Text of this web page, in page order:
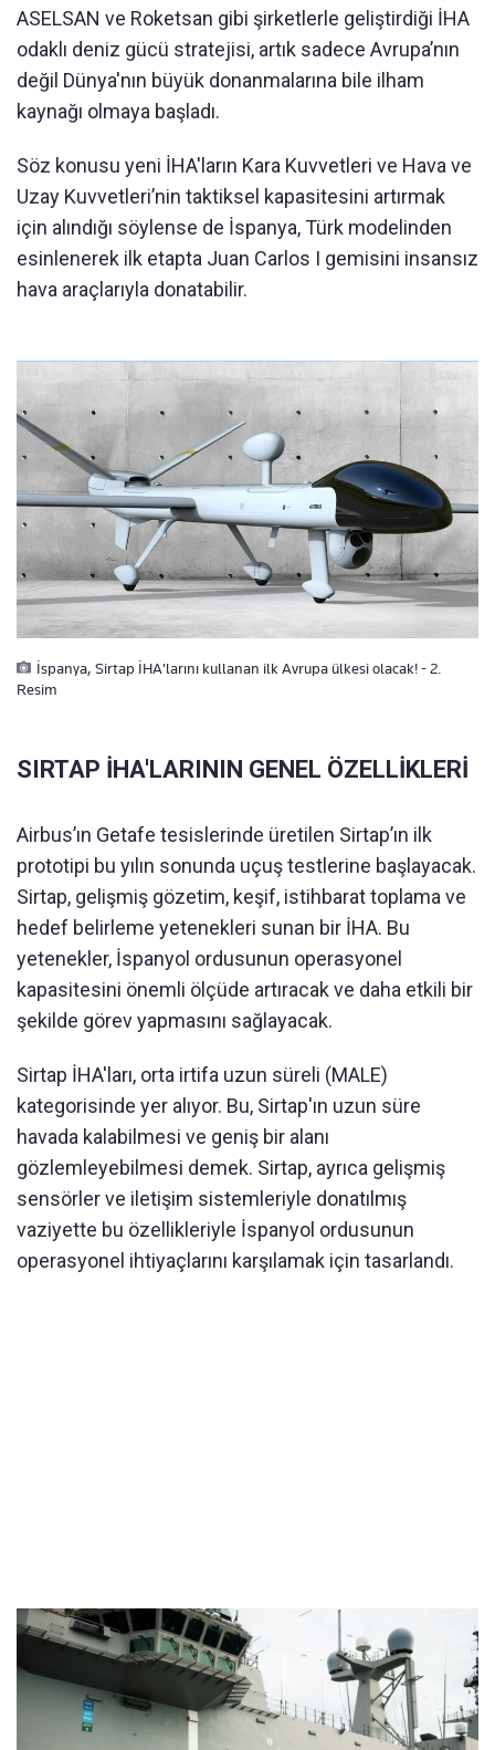
ASELSAN ve Roketsan gibi şirketlerle geliştirdiği İHA
odaklı deniz gücü stratejisi, artık sadece Avrupa’nın
değil Dünya'nın büyük donanmalarına bile ilham
kaynağı olmaya başladı.
Söz konusu yeni İHA'ların Kara Kuvvetleri ve Hava ve
Uzay Kuvvetleri’nin taktiksel kapasitesini artırmak
için alındığı söylense de İspanya, Türk modelinden
esinlenerek ilk etapta Juan Carlos I gemisini insansız
hava araçlarıyla donatabilir.
İspanya, Sirtap İHA'larını kullanan ilk Avrupa ülkesi olacak! - 2.
Resim
SIRTAP İHA'LARININ GENEL ÖZELLİKLERİ
Airbus’ın Getafe tesislerinde üretilen Sirtap’ın ilk
prototipi bu yılın sonunda uçuş testlerine başlayacak.
Sirtap, gelişmiş gözetim, keşif, istihbarat toplama ve
hedef belirleme yetenekleri sunan bir İHA. Bu
yetenekler, İspanyol ordusunun operasyonel
kapasitesini önemli ölçüde artıracak ve daha etkili bir
şekilde görev yapmasını sağlayacak.
Sirtap İHA'ları, orta irtifa uzun süreli (MALE)
kategorisinde yer alıyor. Bu, Sirtap'ın uzun süre
havada kalabilmesi ve geniş bir alanı
gözlemleyebilmesi demek. Sirtap, ayrıca gelişmiş
sensörler ve iletişim sistemleriyle donatılmış
vaziyette bu özellikleriyle İspanyol ordusunun
operasyonel ihtiyaçlarını karşılamak için tasarlandı.